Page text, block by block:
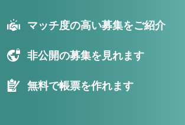
マッチ度の高い募集をご紹介
非公開の募集を見れます
無料で帳票を作れます